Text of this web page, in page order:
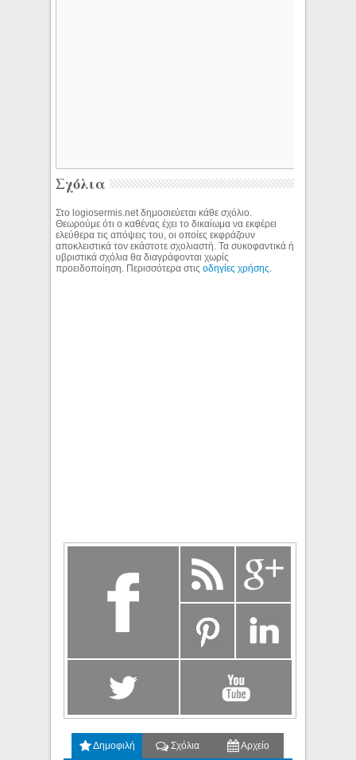
Σχόλια
Στο logiosermis.net δημοσιεύεται κάθε σχόλιο.
Θεωρούμε ότι ο καθένας έχει το δικαίωμα να εκφέρει
ελεύθερα τις απόψεις του, οι οποίες εκφράζουν
αποκλειστικά τον εκάστοτε σχολιαστή. Τα συκοφαντικά ή
υβριστικά σχόλια θα διαγράφονται χωρίς
προειδοποίηση. Περισσότερα στιςοδηγίες χρήσης
Δημοφιλή Σχόλια Αρχείο